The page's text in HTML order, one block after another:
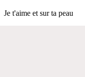
Je t'aime et sur ta peau